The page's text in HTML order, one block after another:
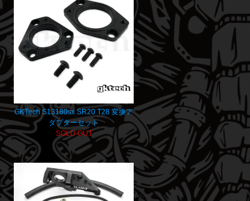
GKTech S13180sx SR20 T28 変換ア
ダプターセット
SOLD OUT